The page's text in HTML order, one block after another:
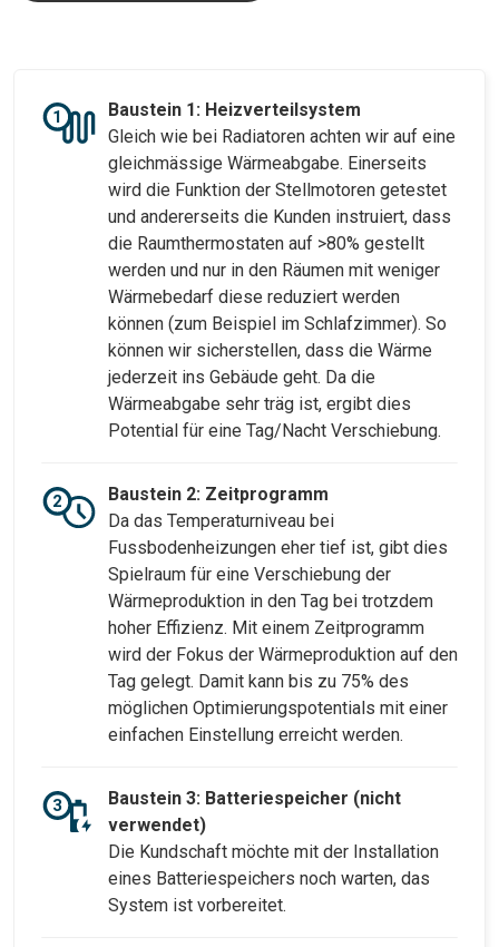
Baustein 1: Heizverteilsystem
Gleich wie bei Radiatoren achten wir auf eine
gleichmässige Wärmeabgabe. Einerseits
wird die Funktion der Stellmotoren getestet
und andererseits die Kunden instruiert, dass
die Raumthermostaten auf >80% gestellt
werden und nur in den Räumen mit weniger
Wärmebedarf diese reduziert werden
können (zum Beispiel im Schlafzimmer). So
können wir sicherstellen, dass die Wärme
jederzeit ins Gebäude geht. Da die
Wärmeabgabe sehr träg ist, ergibt dies
Potential für eine Tag/Nacht Verschiebung.
Baustein 2: Zeitprogramm
Da das Temperaturniveau bei
Fussbodenheizungen eher tief ist, gibt dies
Spielraum für eine Verschiebung der
Wärmeproduktion in den Tag bei trotzdem
hoher Effizienz. Mit einem Zeitprogramm
wird der Fokus der Wärmeproduktion auf den
Tag gelegt. Damit kann bis zu 75% des
möglichen Optimierungspotentials mit einer
einfachen Einstellung erreicht werden.
Baustein 3: Batteriespeicher (nicht
verwendet)
Die Kundschaft möchte mit der Installation
eines Batteriespeichers noch warten, das
System ist vorbereitet.